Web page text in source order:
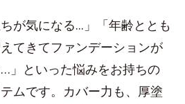
が気になる...」「年齢ととも
てきてファンデーションが
」といった悩みをお持ちの
ムです。カバー力も、厚塗